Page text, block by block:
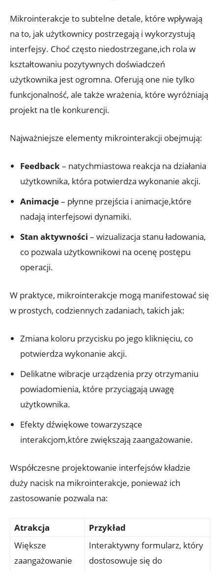
Mikrointerakcje to subtelne detale, które wpływają
na to, jak użytkownicy postrzegają i wykorzystują
interfejsy. Choć często niedostrzegane,ich rola w
kształtowaniu pozytywnych doświadczeń
użytkownika jest ogromna. Oferują one nie tylko
funkcjonalność, ale także wrażenia, które wyróżniają
projekt na tle konkurencji.
Najważniejsze elementy mikrointerakcji obejmują:
Feedback– natychmiastowa reakcja na działania
użytkownika, która potwierdza wykonanie akcji.
Animacje– płynne przejścia i animacje,które
nadają interfejsowi dynamiki.
Stan aktywności – wizualizacja stanu ładowania,
co pozwala użytkownikowi na ocenę postępu
operacji.
W praktyce, mikrointerakcje mogą manifestować się
w prostych, codziennych zadaniach, takich jak:
Zmiana koloru przycisku po jego kliknięciu, co
potwierdza wykonanie akcji.
Delikatne wibracje urządzenia przy otrzymaniu
powiadomienia, które przyciągają uwagę
użytkownika.
Efekty dźwiękowe towarzyszące
interakcjom,które zwiększają zaangażowanie.
Współczesne projektowanie interfejsów kładzie
duży nacisk na mikrointerakcje, ponieważ ich
zastosowanie pozwala na:
Atrakcja
Przykład
Większe
zaangażowanie
Interaktywny formularz, który
dostosowuje się do